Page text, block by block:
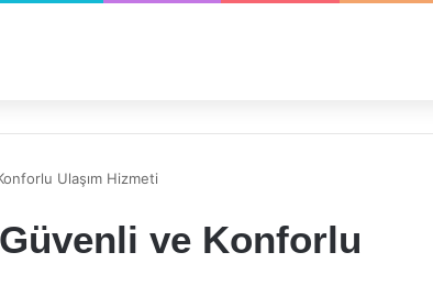
Ulaşım Hizmeti
ve Konforlu